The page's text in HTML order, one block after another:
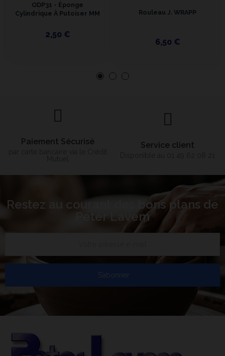
ODP31 - Éponge
Cylindrique À Putoiser MM
2,50 €
Rouleau J. WRAPP
6,50 €
Paiement Sécurisé Service client
Restez au courant des bons plans de
Peter Lavem
S’abonner